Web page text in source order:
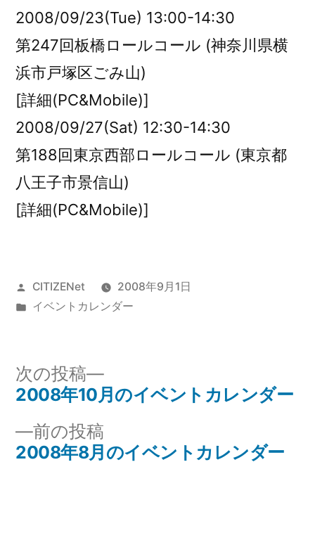
2008/09/23(Tue) 13:00-14:30
第247回板橋ロールコール (神奈川県横
浜市戸塚区ごみ山)
[詳細(PC&Mobile)]
2008/09/27(Sat) 12:30-14:30
第188回東京西部ロールコール (東京都
八王子市景信山)
[詳細(PC&Mobile)]
投
稿
CITIZENet
2008年9月1日
カ
ー:
イベントカレンダー
投
稿 前の投稿
の
2008年8月のイベントカレンダー
次の投稿
次
の
2008年10月のイベントカレンダー